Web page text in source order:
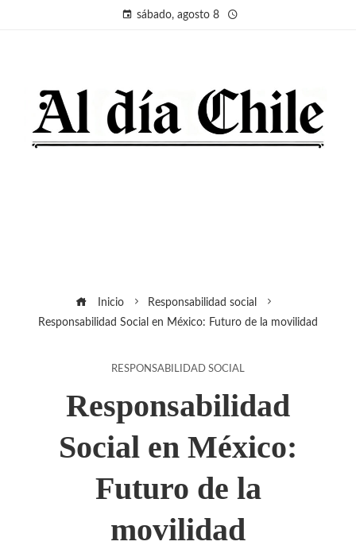
sábado, agosto 8
Inicio
Responsabilidad social
Responsabilidad Social en México: Futuro de la movilidad
RESPONSABILIDAD SOCIAL
Responsabilidad
Social en México:
Futuro de la
movilidad